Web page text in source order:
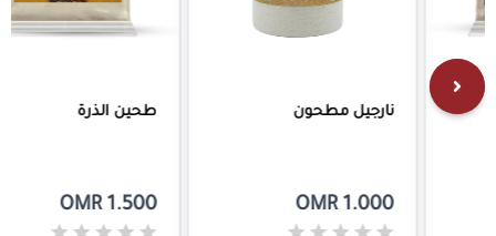
طحين الذرة
OMR 1.500
نارجيل مطحون
OMR 1.000